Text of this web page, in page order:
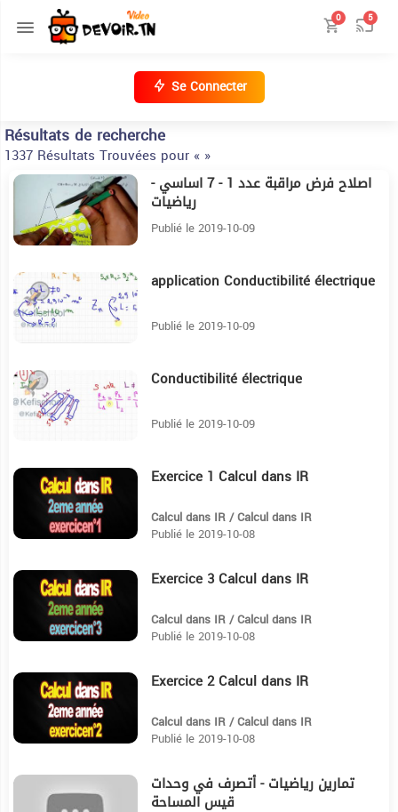
0 5
Se Connecter
Résultats de recherche
1337 Résultats Trouvées pour « »
اصلاح فرض مراقبة عدد 1 - 7 اساسي -
رياضيات
Publié le 2019-10-09
11:40 application Conductibilité électrique
Publié le 2019-10-09
26:32 Conductibilité électrique
Publié le 2019-10-09
Exercice 1 Calcul dans IR
Calcul dans IR / Calcul dans IR
Publié le 2019-10-08
Exercice 3 Calcul dans IR
Calcul dans IR / Calcul dans IR
Publié le 2019-10-08
Exercice 2 Calcul dans IR
Calcul dans IR / Calcul dans IR
Publié le 2019-10-08
تمارين رياضيات - أتصرف في وحدات
قيس المساحة